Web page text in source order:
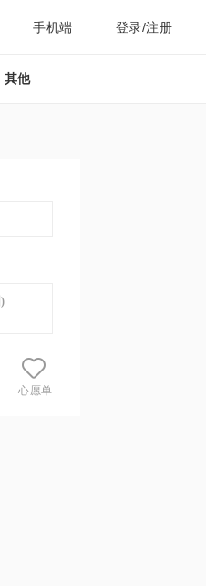
手机端 登录/注册
其他
)
心愿单